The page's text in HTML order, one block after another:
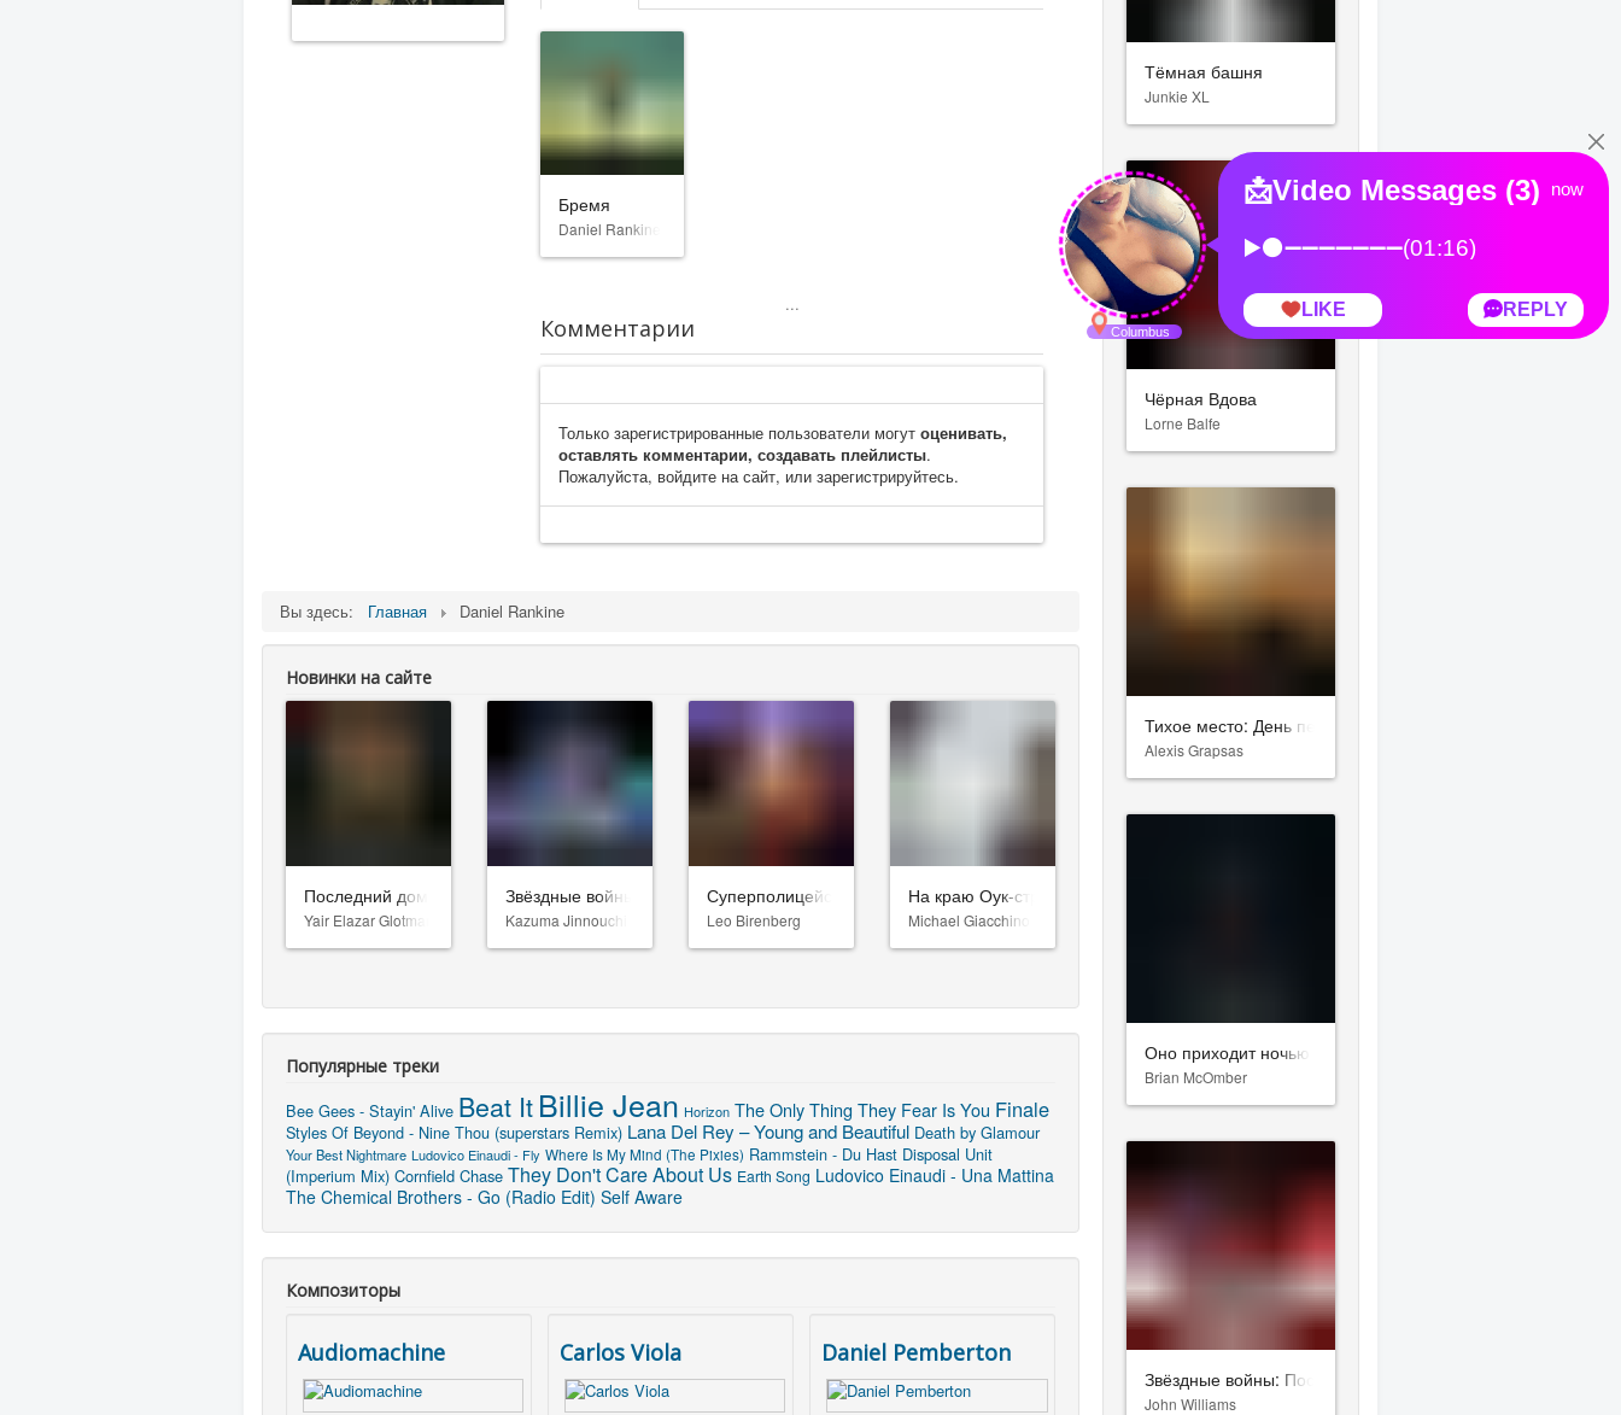
Бремя
Daniel Rankine
...
Комментарии
Только зарегистрированные пользователи могутоценивать,
оставлять комментарии, создавать плейлисты.
Пожалуйста, войдите на сайт, или зарегистрируйтесь.
Вы здесь: Главная Daniel Rankine
Новинки на сайте
Последний дом
Yair Elazar Glotman
Звёздные войны: Видения. Девятый джедай
Kazuma Jinnouchi
Суперполицейские 3
Leo Birenberg
На краю Оук-стрит
Michael Giacchino
Популярные треки
Bee Gees - Stayin' Alive Beat ItBillie Jean Horizon The Only Thing They Fear Is You Finale
Styles Of Beyond - Nine Thou (superstars Remix) Lana Del Rey – Young and Beautiful Death by Glamour
Your Best Nightmare Ludovico Einaudi - Fly Where Is My Mind (The Pixies) Rammstein - Du Hast Disposal Unit
(Imperium Mix) Cornfield Chase They Don't Care About Us Earth Song Ludovico Einaudi - Una Mattina
The Chemical Brothers - Go (Radio Edit) Self Aware
Композиторы
Audiomachine Carlos Viola Daniel Pemberton
Тёмная башня
Junkie XL
Чёрная Вдова
Lorne Balfe
Тихое место: День первый
Alexis Grapsas
Оно приходит ночью
Brian McOmber
Звёздные войны: Последние джедаи
John Williams